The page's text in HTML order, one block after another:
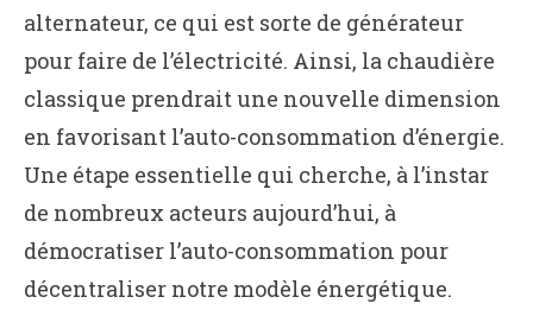
alternateur, ce qui est sorte de générateur
pour faire de l’électricité. Ainsi, la chaudière
classique prendrait une nouvelle dimension
en favorisant l’auto-consommation d’énergie.
Une étape essentielle qui cherche, à l’instar
de nombreux acteurs aujourd’hui, à
démocratiser l’auto-consommation pour
décentraliser notre modèle énergétique.